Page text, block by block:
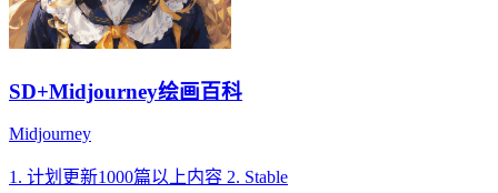
SD+Midjourney绘画百科
Midjourney
1. 计划更新1000篇以上内容 2. Stable